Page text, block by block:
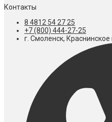
Контакты
8 4812 54 27 25
+7 (800) 444-27-25
г. Смоленск,